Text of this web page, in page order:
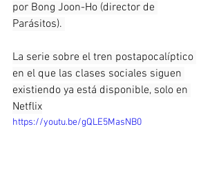
por Bong Joon-Ho (director de
Parásitos).
La serie sobre el tren postapocalíptico
en el que las clases sociales siguen
existiendo ya está disponible, solo en
Netflix
https://youtu.be/gQLE5MasNB0